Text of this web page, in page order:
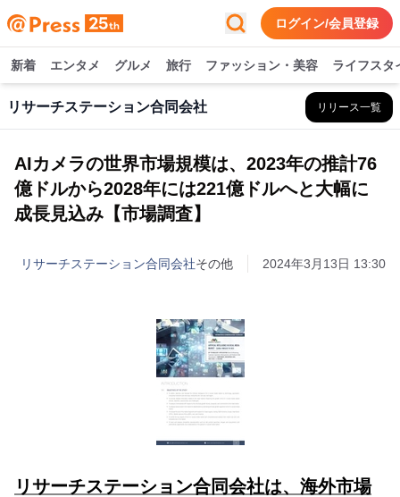
ログイン/会員登録
新着 エンタメ グルメ 旅行 ファッション・美容 ライフスタ
リサーチステーション合同会社 リリース一覧
AIカメラの世界市場規模は、2023年の推計76
億ドルから2028年には221億ドルへと大幅に
成長見込み【市場調査】
リサーチステーション合同会社その他 2024年3月13日 13:30
リサーチステーション合同会社は、海外市場